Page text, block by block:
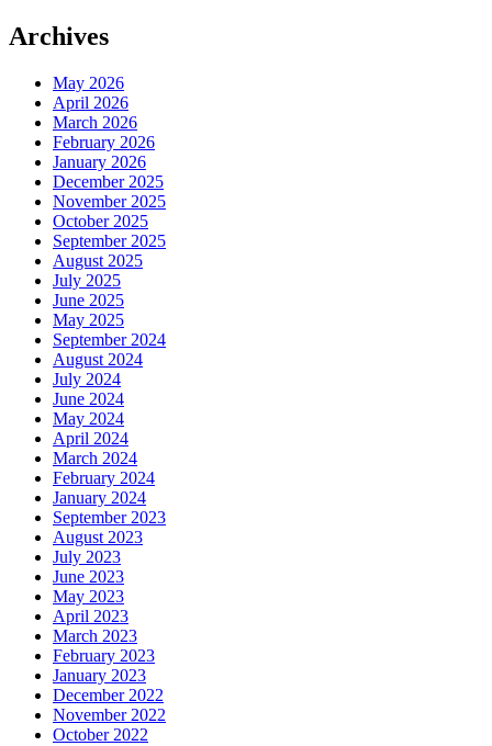
Archives
May 2026
April 2026
March 2026
February 2026
January 2026
December 2025
November 2025
October 2025
September 2025
August 2025
July 2025
June 2025
May 2025
September 2024
August 2024
July 2024
June 2024
May 2024
April 2024
March 2024
February 2024
January 2024
September 2023
August 2023
July 2023
June 2023
May 2023
April 2023
March 2023
February 2023
January 2023
December 2022
November 2022
October 2022